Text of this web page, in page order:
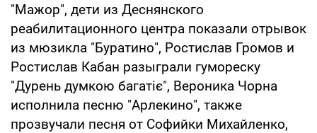
"Мажор", дети из Деснянского
реабилитационного центра показали отрывок
из мюзикла "Буратино", Ростислав Громов и
Ростислав Кабан разыграли гумореску
"Дурень думкою багатіє", Вероника Чорна
исполнила песню "Арлекино", также
прозвучали песня от Софийки Михайленко,